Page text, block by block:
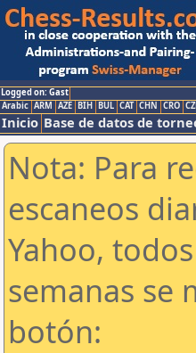
Logged on: Gast
Arabic ARM AZE BIH BUL CAT CHN CRO
Inicio Base de datos de
Nota: Para
escaneos
Yahoo,
semanas se
botón: